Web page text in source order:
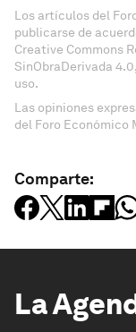
Los artículos del
publicarse de
Creative Commons
SinObraDerivada
uso.
Las opiniones
del Foro Económico
Comparte:
La